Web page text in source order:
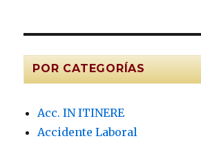
POR CATEGORÍAS
Acc. IN ITINERE
Accidente Laboral